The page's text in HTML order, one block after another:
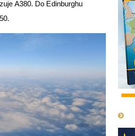
A380. Do Edinburghu
1